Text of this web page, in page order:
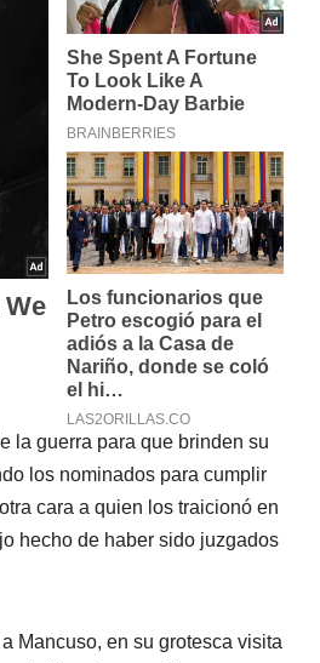
la guerra para que brinden su
los nominados para cumplir
cara a quien los traicionó en
hecho de haber sido juzgados
Mancuso, en su grotesca visita